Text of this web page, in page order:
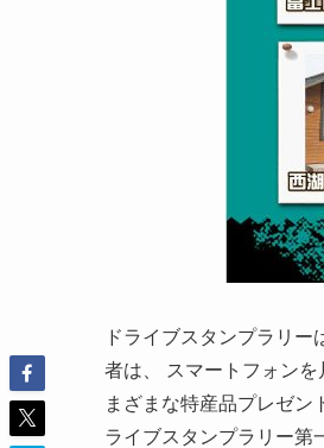
ドライブスタンプラリ
者は、 スマートフォン
まざまな特産品プレゼン
ライブスタンプラリー第